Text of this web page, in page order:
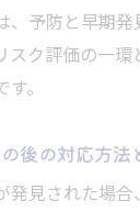
、予防と早期
スク評価の一
。
後の対応方法
発見された場